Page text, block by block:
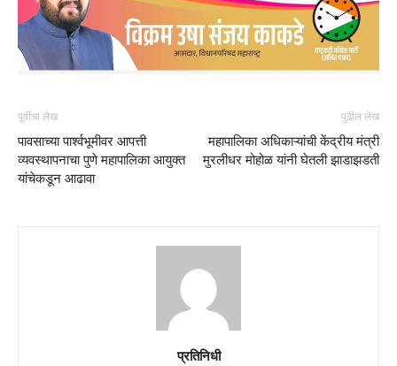
पूर्वीचा लेख
पावसाच्या पार्श्वभूमीवर आपत्ती
व्यवस्थापनाचा पुणे महापालिका आयुक्त
यांचेकडून आढावा
पुढील लेख
महापालिका अधिकाऱ्यांची केंद्रीय मंत्री
मुरलीधर मोहोळ यांनी घेतली झाडाझडती
प्रतिनिधी